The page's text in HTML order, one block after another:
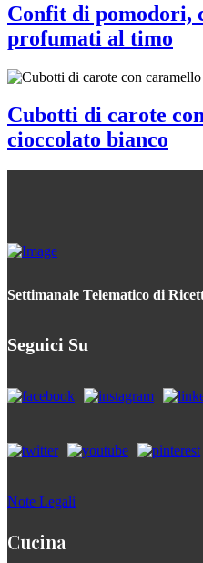
Confit di pomodori,
profumati al timo
Cubotti di carote
cioccolato bianco
Settimanale Telematico di
Seguici Su
Note Legali
Cucina